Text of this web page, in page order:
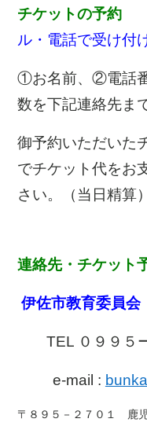
チケットの予約
ル・電話で受け付
①お名前、②電話
数を下記連絡先ま
御予約いただいた
でチケット代をお
さい。（当日精算）
連絡先・チケット
伊佐市教育委員
TEL ０９９５
e-mail :
〒８９５－２７０１ 鹿